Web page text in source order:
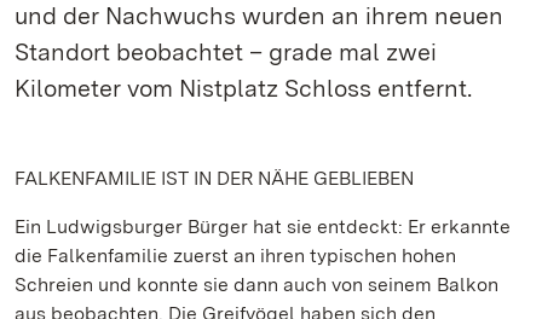
und der Nachwuchs wurden an ihrem neuen
Standort beobachtet – grade mal zwei
Kilometer vom Nistplatz Schloss entfernt.
FALKENFAMILIE IST IN DER NÄHE GEBLIEBEN
Ein Ludwigsburger Bürger hat sie entdeckt: Er erkannte
die Falkenfamilie zuerst an ihren typischen hohen
Schreien und konnte sie dann auch von seinem Balkon
aus beobachten. Die Greifvögel haben sich den